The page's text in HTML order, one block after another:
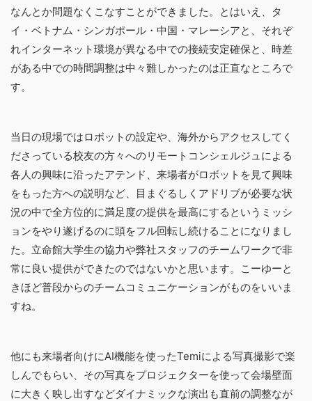
なんとか問題なくこなすことができました。とはいえ、タ
イ・ベトナム・シンガポール・中国・マレーシアと、それぞ
れインターネット環境が異なる中での接続安定確保と、時差
がある中での時間調整は中々難しかったのは正直なところで
す。
当日の現場ではロボットの設定や、海外からアクセスしてく
ださっている校友の方々へのリモートコンシェルジュによる
各人の興味に沿ったアテンド、来場者がロボットを見て興味
をもった方への説明など、目まぐるしくアドリブが必要な状
況の中で全方位的に満足度の提供を最高にするというミッシ
ョンをやり遂げるのに頭をフル回転し続けることになりまし
た。立命館大学生の協力や弊社スタッフのチームワークで非
常に良い提供ができたのではないかと思います。こーゆーと
きほど普段からのチームコミュニケーションがものをいいま
すね。
他にも来場者向けにAI機能を使ったTemiによる写真撮影で楽
しんでもらい、その写真をプロジェクターを使って会場壁面
に大きく映し出すなどダイナミックな演出も直前の調整なが